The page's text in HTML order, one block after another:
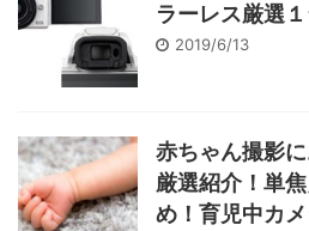
ラーレス厳選１
2019/6/13
赤ちゃん撮影
厳選紹介！単
め！育児中カ